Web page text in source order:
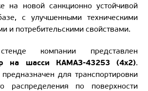
на новой санкционно устойчивой
с улучшенными техническими
и потребительскими свойствами.
компании представлен
на шасси КАМАЗ-43253 (4х2).
предназначен для транспортировки
распределения по поверхности